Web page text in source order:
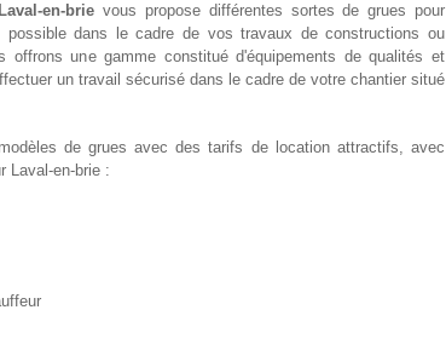
en-brie vous propose différentes sortes de grues pour
dans le cadre de vos travaux de constructions ou
offrons une gamme constitué d'équipements de qualités et
un travail sécurisé dans le cadre de votre chantier situé
de grues avec des tarifs de location attractifs, avec
Laval-en-brie :